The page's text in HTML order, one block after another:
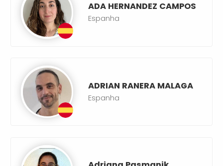
ADA HERNANDEZ CAMPOS
Espanha
ADRIAN RANERA MALAGA
Espanha